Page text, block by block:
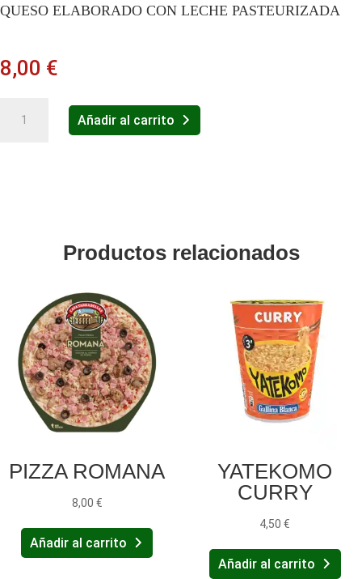
QUESO ELABORADO CON LECHE PASTEURIZADA
8,00 €
CARBONARA
Añadir al carrito
Productos relacionados
PIZZA ROMANA
8,00 €
Añadir al carrito
YATEKOMO
CURRY
4,50€
Añadir al carrito